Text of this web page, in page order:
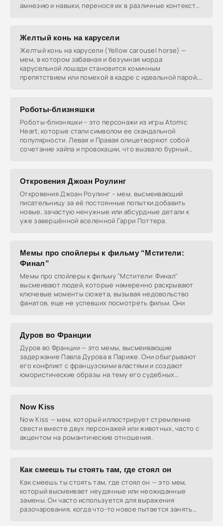
амнезию и навыки, перенося их в различные контексты
Желтый конь на карусели
Желтый конь на карусели (Yellow carousel horse) —
мем, в котором забавная и безумная морда
карусельной лошади становится комичным
препятствием или помехой в кадре с идеальной парой,
Роботы-близняшки
Роботы-близняшки – это персонажи из игры Atomic
Heart, которые стали символом ее скандальной
популярности. Левая и Правая олицетворяют собой
сочетание хайпа и провокации, что вызвало бурный
Откровения Джоан Роулинг
Откровения Джоан Роулинг – мем, высмеивающий
писательницу за её постоянные попытки добавить
новые, зачастую ненужные или абсурдные детали к
уже завершённой вселенной Гарри Поттера.
Мемы про спойлеры к фильму “Мстители:
Финал”
Мемы про спойлеры к фильму "Мстители: Финал"
высмеивают людей, которые намеренно раскрывают
ключевые моменты сюжета, вызывая недовольство
фанатов, еще не успевших посмотреть фильм. Они
Дуров во Франции
Дуров во Франции — это мемы, высмеивающие
задержание Павла Дурова в Париже. Они обыгрывают
его конфликт с французскими властями и создают
юмористические образы на тему его судебных
Now Kiss
Now Kiss — мем, который иллюстрирует стремление
свести вместе двух персонажей или животных, часто с
акцентом на романтические отношения.
Как смеешь ты стоять там, где стоял он
Как смеешь ты стоять там, где стоял он — это мем,
который высмеивает неудачные или неожиданные
замены. Он часто используется для выражения
разочарования, когда что-то новое пытается занять